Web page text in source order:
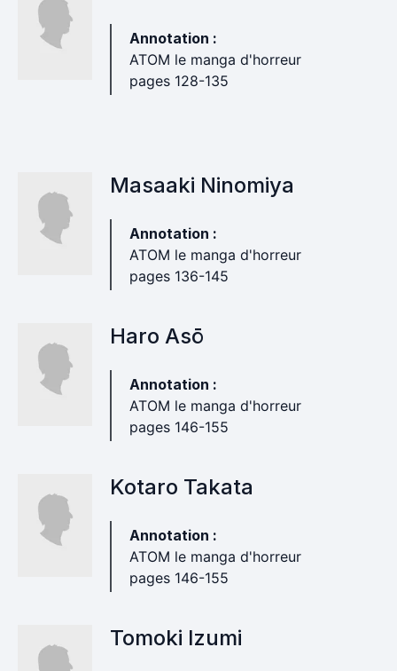
Annotation :
ATOM le manga d'horreur
pages 128-135
Masaaki Ninomiya
Annotation :
ATOM le manga d'horreur
pages 136-145
Haro Asō
Annotation :
ATOM le manga d'horreur
pages 146-155
Kotaro Takata
Annotation :
ATOM le manga d'horreur
pages 146-155
Tomoki Izumi